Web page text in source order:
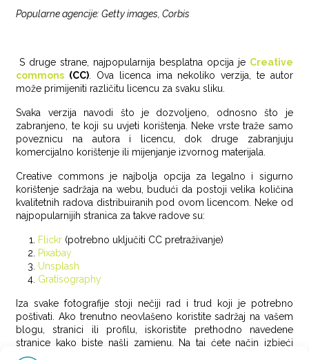
Popularne agencije: Getty images, Corbis
S druge strane, najpopularnija besplatna opcija je Creative
commons (CC) . Ova licenca ima nekoliko verzija, te autor
može primijeniti različitu licencu za svaku sliku.
Svaka verzija navodi što je dozvoljeno, odnosno što je
zabranjeno, te koji su uvjeti korištenja. Neke vrste traže samo
poveznicu na autora i licencu, dok druge zabranjuju
komercijalno korištenje ili mijenjanje izvornog materijala.
Creative commons je najbolja opcija za legalno i sigurno
korištenje sadržaja na webu, budući da postoji velika količina
kvalitetnih radova distribuiranih pod ovom licencom. Neke od
najpopularnijih stranica za takve radove su:
Flickr (potrebno uključiti CC pretraživanje)
Pixabay
Unsplash
Gratisography
Iza svake fotografije stoji nečiji rad i trud koji je potrebno
poštivati. Ako trenutno neovlašeno koristite sadržaj na vašem
blogu, stranici ili profilu, iskoristite prethodno navedene
stranice kako biste našli zamjenu. Na taj ćete način izbjeći
potencijalne probleme sa zakonom, a web učiniti ljepšim